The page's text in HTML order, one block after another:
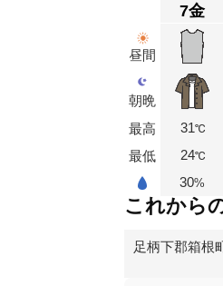
昼間
朝晩
最高
最低
7金
31℃
24℃
30%
これから
足柄下郡箱根